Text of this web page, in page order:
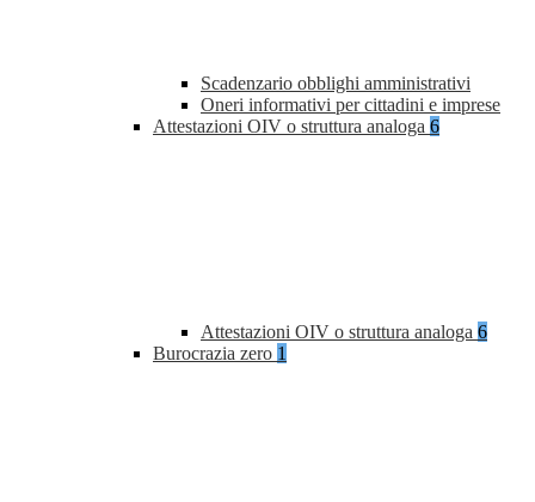
Scadenzario obblighi amministrativi
Oneri informativi per cittadini e imprese
Attestazioni OIV o struttura analoga 6
Attestazioni OIV o struttura analoga 6
Burocrazia zero 1